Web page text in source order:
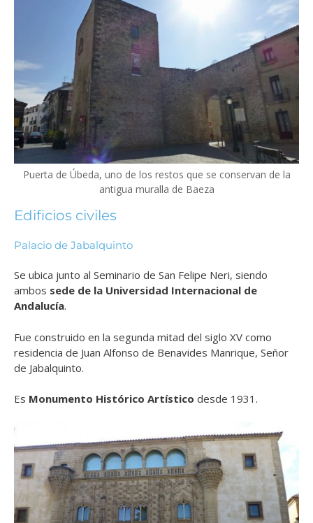
Puerta de Úbeda, uno de los restos que se conservan de la
antigua muralla de Baeza
Edificios civiles
Palacio de Jabalquinto
Se ubica junto al Seminario de San Felipe Neri, siendo
ambos sede de la Universidad Internacional de
Andalucía.
Fue construido en la segunda mitad del siglo XV como
residencia de Juan Alfonso de Benavides Manrique, Señor
de Jabalquinto.
Es Monumento Histórico Artístico desde 1931.